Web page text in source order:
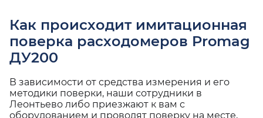
Как происходит имитационная
поверка расходомеров Promag
ДУ200
В зависимости от средства измерения и его
методики поверки, наши сотрудники в
Леонтьево либо приезжают к вам с
оборудованием и проводят поверку на месте,